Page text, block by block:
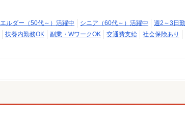
エルダー（50代～）活躍中 シニア（60代～）活躍中
週2～3日
扶養内勤務OK 副業・WワークOK 交通費支給
社会保険あり